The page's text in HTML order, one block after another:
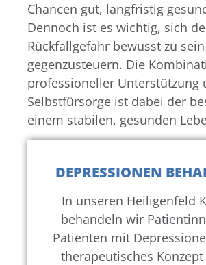
DEPRESSIONEN
In unseren Heiligenfeld
behandeln wir
Patienten mit
therapeutisches
Chancen gut, langfristig
Dennoch ist es wichtig, sich
Rückfallgefahr bewusst zu
gegenzusteuern. Die
professioneller Unterstützung
Selbstfürsorge ist dabei der
einem stabilen, gesunden